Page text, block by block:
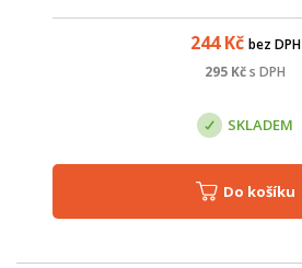
244Kč bez DPH
295 Kčs DPH
SKLADEM
Do košíku